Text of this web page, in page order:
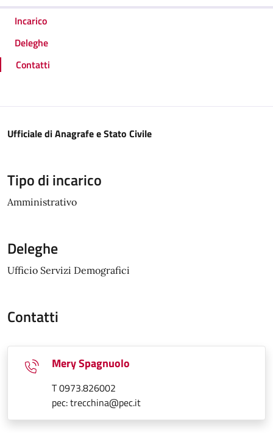
Incarico
Deleghe
Contatti
Ufficiale di Anagrafe e Stato Civile
Tipo di incarico
Amministrativo
Deleghe
Ufficio Servizi Demografici
Contatti
Mery Spagnuolo
T 0973.826002
pec: trecchina@pec.it